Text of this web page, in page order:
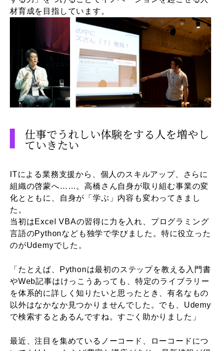
材育成を目指しています。
仕事でうれしい体験をする人を増やし
ていきたい
ITによる業務支援から、個人のスキルアップ、さらに
組織の啓蒙へ……。高橋さん自身が取り組む事業の変
化とともに、自身が「学ぶ」内容も変わってきまし
た。
当初はExcel VBAの習得に力を入れ、プログラミング
言語のPythonなども独学で学びました。特に役立った
のがUdemyでした。
「たとえば、Pythonは最初のステップを教える入門書
やWeb記事はけっこうあっても、特定のライブラリー
を体系的に詳しく知りたいと思ったとき、有名なもの
以外はなかなか見つかりませんでした。でも、Udemy
で検索するとあるんですね。すごく助かりました」
最近、注目を集めているノーコード、ローコードにつ